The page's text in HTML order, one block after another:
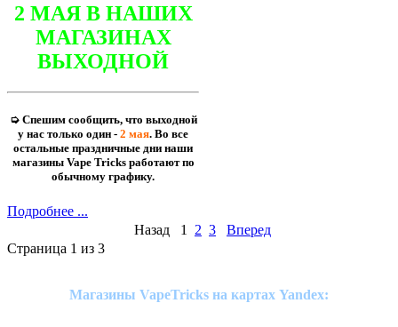
2 МАЯ В НАШИХ
МАГАЗИНАХ
ВЫХОДНОЙ
➭ Спешим сообщить, что выходной
у нас только один - 2 мая. Во все
остальные праздничные дни наши
магазины Vape Tricks работают по
обычному графику.
Подробнее ...
Назад
1 2 3
Вперед
Страница 1 из 3
Магазины VapeTricks на картах Yandex: